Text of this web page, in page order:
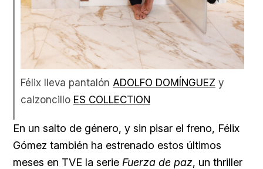
Félix lleva pantalón ADOLFO DOMÍNGUEZ y
calzoncillo ES COLLECTION
En un salto de género, y sin pisar el freno, Félix
Gómez también ha estrenado estos últimos
meses en TVE la serie Fuerza de paz, un thriller